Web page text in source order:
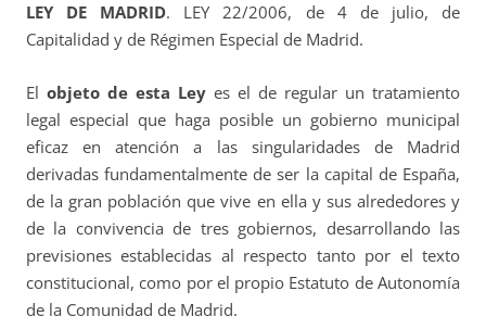
LEY DE MADRID. LEY 22/2006, de 4 de julio, de
Capitalidad y de Régimen Especial de Madrid.
El objeto de esta Ley es el de regular un tratamiento
legal especial que haga posible un gobierno municipal
eficaz en atención a las singularidades de Madrid
derivadas fundamentalmente de ser la capital de España,
de la gran población que vive en ella y sus alrededores y
de la convivencia de tres gobiernos, desarrollando las
previsiones establecidas al respecto tanto por el texto
constitucional, como por el propio Estatuto de Autonomía
de la Comunidad de Madrid.